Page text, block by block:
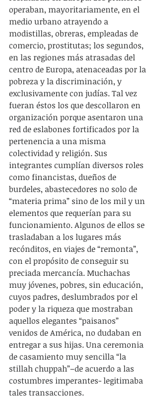
operaban, mayoritariamente, en el
medio urbano atrayendo a
modistillas, obreras, empleadas de
comercio, prostitutas; los segundos,
en las regiones más atrasadas del
centro de Europa, atenaceadas por la
pobreza y la discriminación, y
exclusivamente con judías. Tal vez
fueran éstos los que descollaron en
organización porque asentaron una
red de eslabones fortificados por la
pertenencia a una misma
colectividad y religión. Sus
integrantes cumplían diversos roles
como financistas, dueños de
burdeles, abastecedores no solo de
“materia prima” sino de los mil y un
elementos que requerían para su
funcionamiento. Algunos de ellos se
trasladaban a los lugares más
recónditos, en viajes de “remonta”,
con el propósito de conseguir su
preciada mercancía. Muchachas
muy jóvenes, pobres, sin educación,
cuyos padres, deslumbrados por el
poder y la riqueza que mostraban
aquellos elegantes “paisanos”
venidos de América, no dudaban en
entregar a sus hijas. Una ceremonia
de casamiento muy sencilla “la
stillah chuppah”–de acuerdo a las
costumbres imperantes- legitimaba
tales transacciones.